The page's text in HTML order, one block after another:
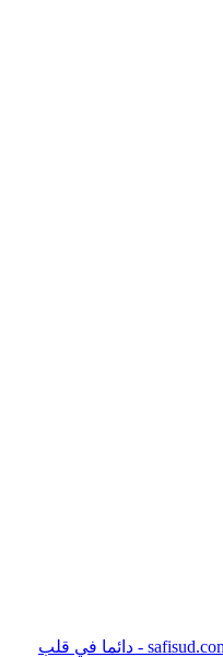
safisud.com - دائما في قلب